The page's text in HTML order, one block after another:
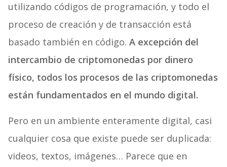
utilizando códigos de programación, y todo el
proceso de creación y de transacción está
basado también en código. A excepción del
intercambio de criptomonedas por dinero
físico, todos los procesos de las criptomonedas
están fundamentados en el mundo digital.
Pero en un ambiente enteramente digital, casi
cualquier cosa que existe puede ser duplicada:
videos, textos, imágenes… Parece que en